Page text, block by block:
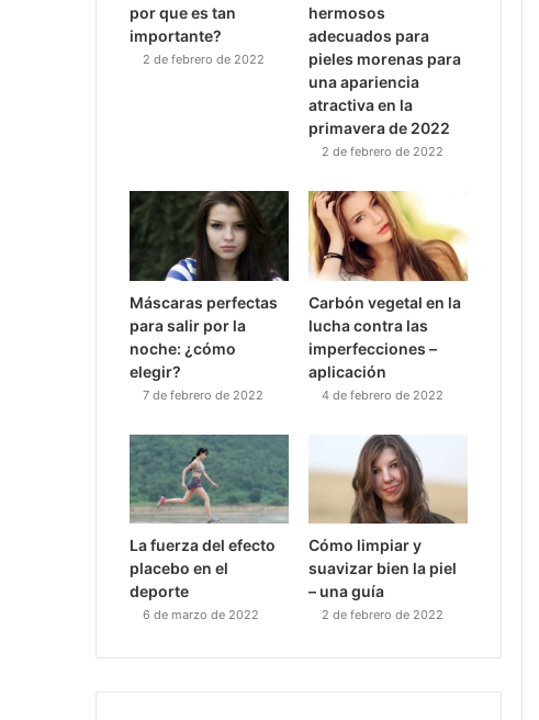
por que es tan
importante?
2 de febrero de 2022
hermosos
adecuados para
pieles morenas para
una apariencia
atractiva en la
primavera de 2022
2 de febrero de 2022
Máscaras perfectas
para salir por la
noche: ¿cómo
elegir?
7 de febrero de 2022
Carbón vegetal en la
lucha contra las
imperfecciones –
aplicación
4 de febrero de 2022
La fuerza del efecto
placebo en el
deporte
6 de marzo de 2022
Cómo limpiar y
suavizar bien la piel
– una guía
2 de febrero de 2022